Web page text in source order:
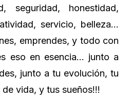
seguridad, honestidad,
servicio, belleza…
emprendes, y todo con
eso en esencia… junto a
junto a tu evolución, tu
vida, y tus sueños!!!